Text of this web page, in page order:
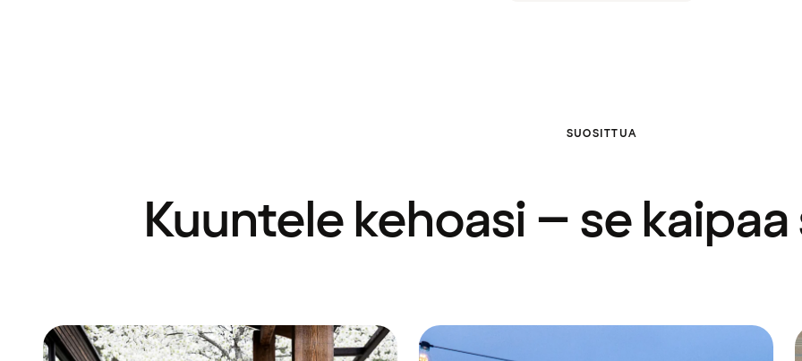
SUOSITTUA
Kuuntele kehoasi – se